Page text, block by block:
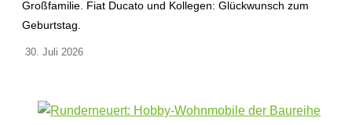
Großfamilie. Fiat Ducato und Kollegen: Glückwunsch zum
Geburtstag.
30. Juli 2026